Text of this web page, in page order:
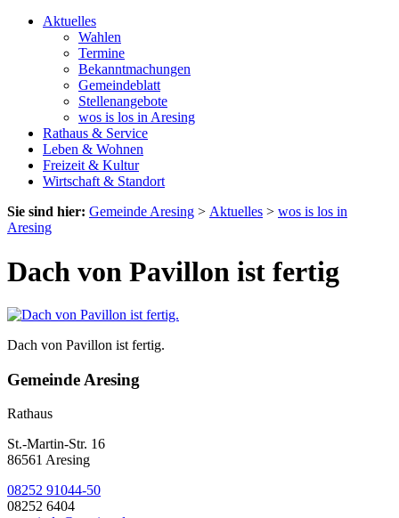
Aktuelles
Wahlen
Termine
Bekanntmachungen
Gemeindeblatt
Stellenangebote
wos is los in Aresing
Rathaus & Service
Leben & Wohnen
Freizeit & Kultur
Wirtschaft & Standort
Sie sind hier: Gemeinde Aresing > Aktuelles > wos is los in
Aresing
Dach von Pavillon ist fertig
Dach von Pavillon ist fertig.
Gemeinde Aresing
Rathaus
St.-Martin-Str. 16
86561 Aresing
08252 91044-50
08252 6404